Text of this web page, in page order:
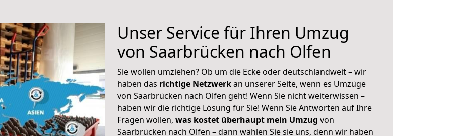
Unser Service für Ihren Umzug
von Saarbrücken nach Olfen
Sie wollen umziehen? Ob um die Ecke oder deutschlandweit – wir
haben das richtige Netzwerkan unserer Seite, wenn es Umzüge
von Saarbrücken nach Olfen geht! Wenn Sie nicht weiterwissen –
haben wir die richtige Lösung für Sie! Wenn Sie Antworten auf Ihre
Fragen wollen, was kostet überhaupt mein Umzug von
Saarbrücken nach Olfen – dann wählen Sie sie uns, denn wir haben